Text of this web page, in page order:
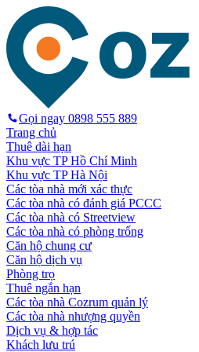
Gọi ngay 0898 555 889
Trang chủ
Thuê dài hạn
Khu vực TP Hồ Chí Minh
Khu vực TP Hà Nội
Các tòa nhà mới xác thực
Các tòa nhà có đánh giá PCCC
Các tòa nhà có Streetview
Các tòa nhà có phòng trống
Căn hộ chung cư
Căn hộ dịch vụ
Phòng trọ
Thuê ngắn hạn
Các tòa nhà Cozrum quản lý
Các tòa nhà nhượng quyền
Dịch vụ & hợp tác
Khách lưu trú